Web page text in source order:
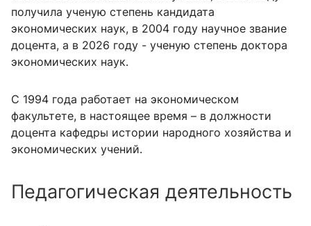
получила ученую степень кандидата
экономических наук, в 2004 году научное звание
доцента, а в 2026 году - ученую степень доктора
экономических наук.
С 1994 года работает на экономическом
факультете, в настоящее время – в должности
доцента кафедры истории народного хозяйства и
экономических учений.
Педагогическая деятельность